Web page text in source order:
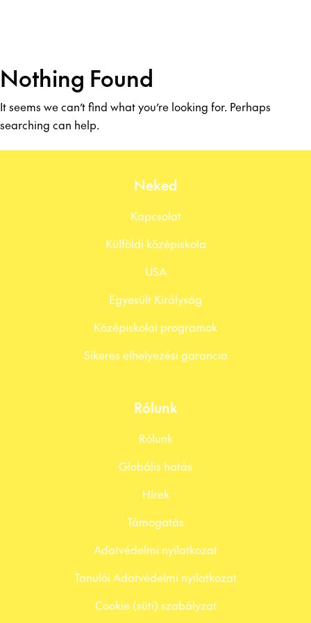
Nothing Found
It seems we can’t find what you’re looking for. Perhaps
searching can help.
Neked
Kapcsolat
Külföldi középiskola
USA
Egyesült Királyság
Középiskolai programok
Sikeres elhelyezési garancia
Rólunk
Rólunk
Globális hatás
Hírek
Támogatás
Adatvédelmi nyilatkozat
Tanulói Adatvédelmi nyilatkozat
Cookie (süti) szabályzat